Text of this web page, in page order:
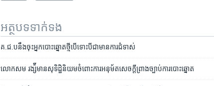
អត្ថបទ​ទាក់ទង
គ.ជ.ប​នឹង​ចុះ​អ្នក​បោះឆ្នោត​ថ្មី​បើ​ទោះ​បី​ជា​មាន​ការ​ជំទាស់
លោក​សម រង្ស៉ី​មាន​សុទិដ្ឋិនិយម​ចំពោះ​ការ​អនុម័ត​សេចក្តី​ព្រាងច្បាប់​ការ​បោះឆ្នោត